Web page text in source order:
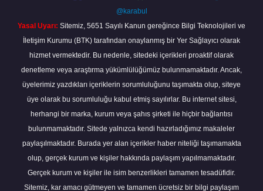
@karabul
Yasal Uyarı: Sitemiz, 5651 Sayılı Kanun gereğince Bilgi Teknolojileri ve
İletişim Kurumu (BTK) tarafından onaylanmış bir Yer Sağlayıcı olarak
hizmet vermektedir. Bu nedenle, sitedeki içerikleri proaktif olarak
denetleme veya araştırma yükümlülüğümüz bulunmamaktadır. Ancak,
üyelerimiz yazdıkları içeriklerin sorumluluğunu taşımakta olup, siteye
üye olarak bu sorumluluğu kabul etmiş sayılırlar. Bu internet sitesi,
herhangi bir marka, kurum veya şahıs şirketi ile hiçbir bağlantısı
bulunmamaktadır. Sitede yalnızca kendi hazırladığımız makaleler
paylaşılmaktadır. Burada yer alan içerikler haber niteliği taşımamakta
olup, gerçek kurum ve kişiler hakkında paylaşım yapılmamaktadır.
Gerçek kurum ve kişiler ile isim benzerlikleri tamamen tesadüfidir.
Sitemiz, kar amacı gütmeyen ve tamamen ücretsiz bir bilgi paylaşım